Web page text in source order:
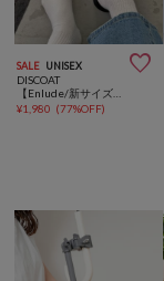
SALE UNISEX 
DISCOAT
¥1,980 (77%OFF)